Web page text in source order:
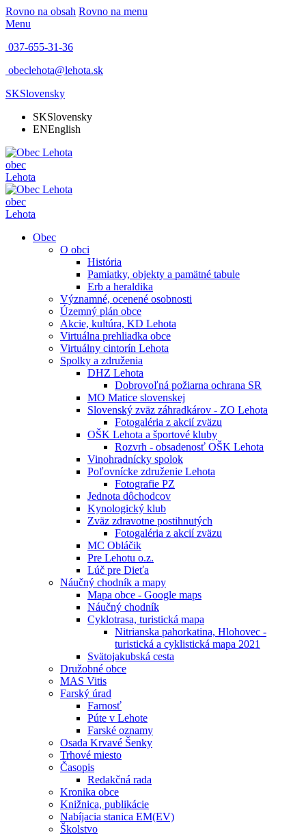
Rovno na obsah Rovno na menu
Menu
037-655-31-36
obeclehota@lehota.sk
SKSlovensky
SKSlovensky
ENEnglish
obec
Lehota
obec
Lehota
Obec
O obci
História
Pamiatky, objekty a pamätné tabule
Erb a heraldika
Významné, ocenené osobnosti
Územný plán obce
Akcie, kultúra, KD Lehota
Virtuálna prehliadka obce
Virtuálny cintorín Lehota
Spolky a združenia
DHZ Lehota
Dobrovoľná požiarna ochrana SR
MO Matice slovenskej
Slovenský zväz záhradkárov - ZO Lehota
Fotogaléria z akcií zväzu
OŠK Lehota a športové kluby
Rozvrh - obsadenosť OŠK Lehota
Vinohradnícky spolok
Poľovnícke združenie Lehota
Fotografie PZ
Jednota dôchodcov
Kynologický klub
Zväz zdravotne postihnutých
Fotogaléria z akcií zväzu
MC Obláčik
Pre Lehotu o.z.
Lúč pre Dieťa
Náučný chodník a mapy
Mapa obce - Google maps
Náučný chodník
Cyklotrasa, turistická mapa
Nitrianska pahorkatina, Hlohovec -
turistická a cyklistická mapa 2021
Svätojakubská cesta
Družobné obce
MAS Vitis
Farský úrad
Farnosť
Púte v Lehote
Farské oznamy
Osada Krvavé Šenky
Trhové miesto
Časopis
Redakčná rada
Kronika obce
Knižnica, publikácie
Nabíjacia stanica EM(EV)
Školstvo